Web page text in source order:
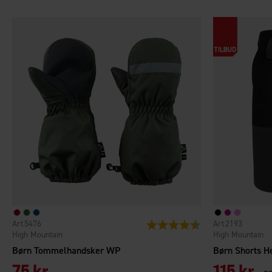
Børn Tommelhandsker WP
High Mountain
5476 Vurdering: 4.2 ud af 5 stjerner
Børn Shorts
High Mountain
2193